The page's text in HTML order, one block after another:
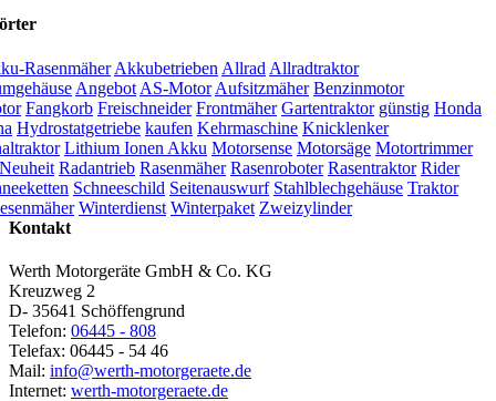
Rasenmäher Akkubetrieben Allrad Allradtraktor
Angebot AS-Motor Aufsitzmäher Benzinmotor
Fangkorb Freischneider Frontmäher Gartentraktor günstig Honda
Hydrostatgetriebe kaufen Kehrmaschine Knicklenker
Lithium Ionen Akku Motorsense Motorsäge Motortrimmer
Neuheit Radantrieb Rasenmäher Rasenroboter Rasentraktor Rider
Schneeschild Seitenauswurf Stahlblechgehäuse Traktor
Winterdienst Winterpaket Zweizylinder
Kontakt
Werth Motorgeräte GmbH & Co. KG
Kreuzweg 2
D- 35641 Schöffengrund
Telefon: 06445 - 808
Telefax: 06445 - 54 46
Mail: info@werth-motorgeraete.de
Internet: werth-motorgeraete.de